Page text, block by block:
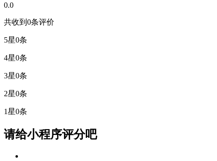
0.0
共收到0条评价
5星0条
4星0条
3星0条
2星0条
1星0条
请给小程序评分吧